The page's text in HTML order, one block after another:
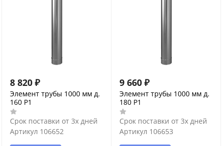
8 820 ₽
Элемент трубы 1000 мм д.
160 P1
Срок поставки от 3х дней
Артикул 106652
9 660 ₽
Элемент трубы 1000 мм д.
180 P1
Срок поставки от 3х дней
Артикул 106653